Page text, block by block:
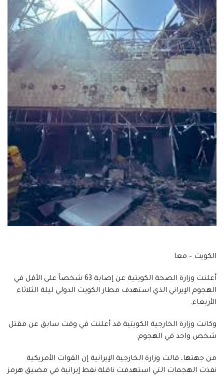
الكويت – معا
أعلنت وزارة الصحة الكويتية عن إصابة 63 شخصاً على الأقل في
الهجوم الإيراني الذي استهدف مطار الكويت الدولي ليلة الثلاثاء
الأربعاء.
وكانت وزارة الخارجية الكويتية قد أعلنت في وقت سابق عن مقتل
شخص واحد في الهجوم.
من جهتها، قالت وزارة الخارجية الإيرانية إن القوات الأمريكية
نفذت الهجمات التي استهدفت ناقلة نفط إيرانية في مضيق هرمز